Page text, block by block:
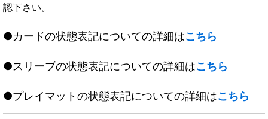
認下さい。
●カードの状態表記についての詳細はこちら
●スリーブの状態表記についての詳細はこちら
●プレイマットの状態表記についての詳細はこちら